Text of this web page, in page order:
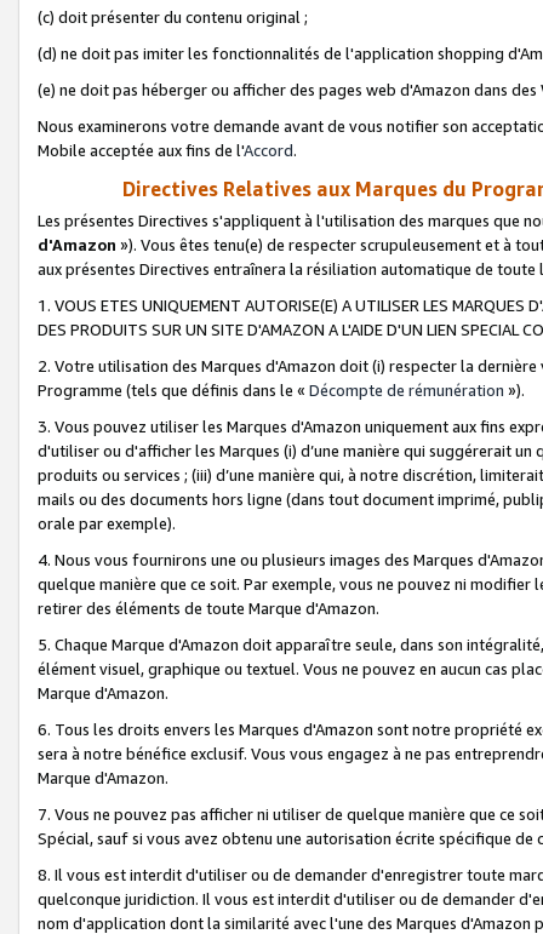
(c) doit présenter du contenu original ;
(d) ne doit pas imiter les fonctionnalités de l'application shopping
(e) ne doit pas héberger ou afficher des pages web d'Amazon dans
Nous examinerons votre demande avant de vous notifier son
Mobile acceptée aux fins de l'Accord.
Directives Relatives aux Marques du
Les présentes Directives s'appliquent à l'utilisation des marques que
d'Amazon »). Vous êtes tenu(e) de respecter scrupuleusement et à
aux présentes Directives entraînera la résiliation automatique de
1. VOUS ETES UNIQUEMENT AUTORISE(E) A UTILISER LES MARQUES
DES PRODUITS SUR UN SITE D'AMAZON A L'AIDE D'UN LIEN SPECIAL
2. Votre utilisation des Marques d'Amazon doit (i) respecter la
Programme (tels que définis dans le « Décompte de rémunération »).
3. Vous pouvez utiliser les Marques d'Amazon uniquement aux fins
d'utiliser ou d'afficher les Marques (i) d’une manière qui suggérerait
produits ou services ; (iii) d’une manière qui, à notre discrétion,
mails ou des documents hors ligne (dans tout document imprimé,
orale par exemple).
4. Nous vous fournirons une ou plusieurs images des Marques
quelque manière que ce soit. Par exemple, vous ne pouvez ni
retirer des éléments de toute Marque d'Amazon.
5. Chaque Marque d'Amazon doit apparaître seule, dans son
élément visuel, graphique ou textuel. Vous ne pouvez en aucun cas
Marque d'Amazon.
6. Tous les droits envers les Marques d'Amazon sont notre propriété
sera à notre bénéfice exclusif. Vous vous engagez à ne pas
Marque d'Amazon.
7. Vous ne pouvez pas afficher ni utiliser de quelque manière que ce
Spécial, sauf si vous avez obtenu une autorisation écrite spécifique de
8. Il vous est interdit d'utiliser ou de demander d'enregistrer toute
quelconque juridiction. Il vous est interdit d'utiliser ou de demander
nom d'application dont la similarité avec l'une des Marques